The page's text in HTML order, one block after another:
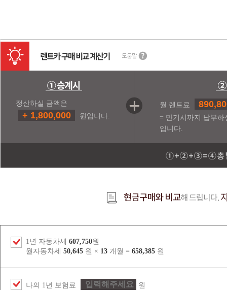
정산하실 금액은
+ 1,800,000 원입니다.
월 렌트료
= 만기시까지 납부
입니다.
1년 자동차세 607,750원
월자동차세 50,645 원 × 13 개월 = 658,385 원
나의 1년 보험료
원